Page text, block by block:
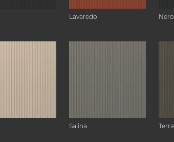
Lavaredo
Salina Terra